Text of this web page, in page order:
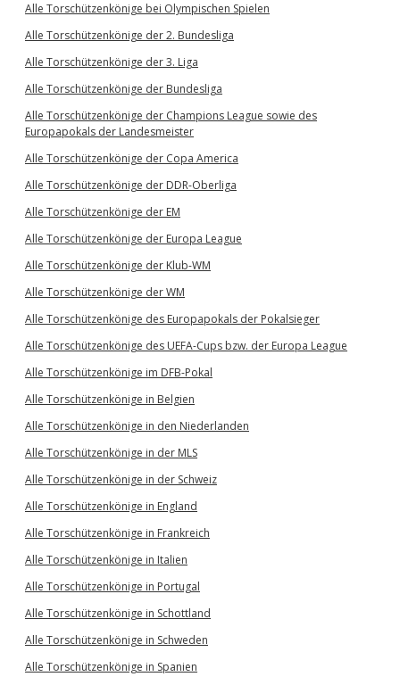
Alle Torschützenkönige bei Olympischen Spielen
Alle Torschützenkönige der 2. Bundesliga
Alle Torschützenkönige der 3. Liga
Alle Torschützenkönige der Bundesliga
Alle Torschützenkönige der Champions League sowie des
Europapokals der Landesmeister
Alle Torschützenkönige der Copa America
Alle Torschützenkönige der DDR-Oberliga
Alle Torschützenkönige der EM
Alle Torschützenkönige der Europa League
Alle Torschützenkönige der Klub-WM
Alle Torschützenkönige der WM
Alle Torschützenkönige des Europapokals der Pokalsieger
Alle Torschützenkönige des UEFA-Cups bzw. der Europa League
Alle Torschützenkönige im DFB-Pokal
Alle Torschützenkönige in Belgien
Alle Torschützenkönige in den Niederlanden
Alle Torschützenkönige in der MLS
Alle Torschützenkönige in der Schweiz
Alle Torschützenkönige in England
Alle Torschützenkönige in Frankreich
Alle Torschützenkönige in Italien
Alle Torschützenkönige in Portugal
Alle Torschützenkönige in Schottland
Alle Torschützenkönige in Schweden
Alle Torschützenkönige in Spanien